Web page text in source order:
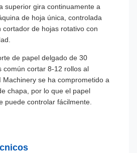
superior gira continuamente a
de hoja única, controlada
cortador de hojas rotativo con
de papel delgado de 30
común cortar 8-12 rollos al
Machinery se ha comprometido a
chapa, por lo que el papel
puede controlar fácilmente.